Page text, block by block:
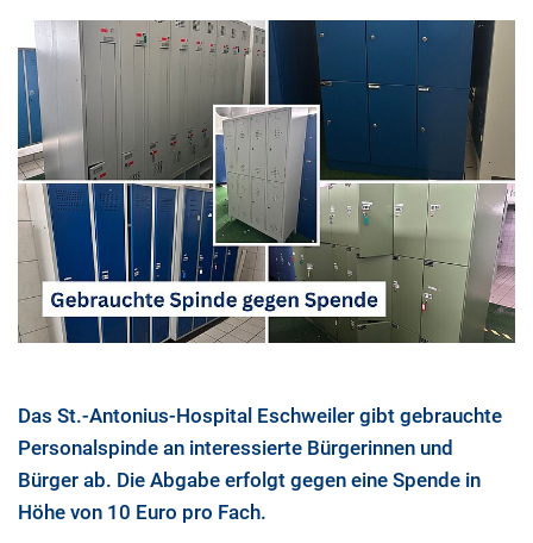
Das St.-Antonius-Hospital Eschweiler gibt gebrauchte
Personalspinde an interessierte Bürgerinnen und
Bürger ab. Die Abgabe erfolgt gegen eine Spende in
Höhe von 10 Euro pro Fach.